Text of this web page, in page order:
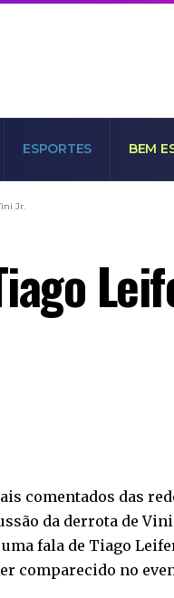
ESPORTES BEM
Jr.
comentados das
da derrota de Vini
fala de Tiago
comparecido no